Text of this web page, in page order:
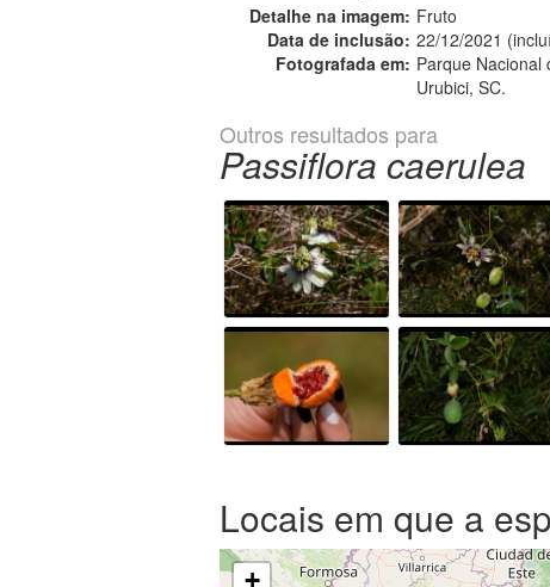
Detalhe na imagem: Fruto
Data de inclusão: 22/12/2021
Fotografada em: Parque Nacional
Urubici, SC.
Outros resultados para
Passiflora caerulea
Locais em que a
+